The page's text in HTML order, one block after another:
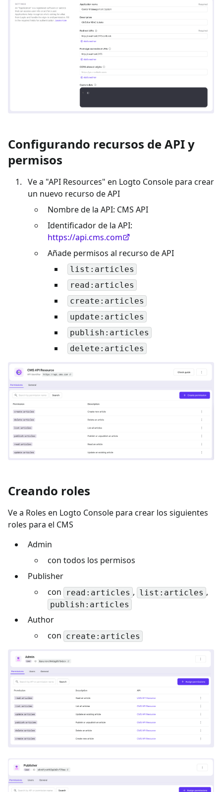
Configurando recursos de API y
permisos
Ve a "API Resources" en Logto Console para crear
un nuevo recurso de API
Nombre de la API: CMS API
Identificador de la API:
https://api.cms.com
Añade permisos al recurso de API
list:articles
read:articles
create:articles
update:articles
publish:articles
delete:articles
Creando roles
Ve a Roles en Logto Console para crear los siguientes
roles para el CMS
Admin
con todos los permisos
Publisher
con
read:articles , list:articles ,
publish:articles
Author
con create:articles